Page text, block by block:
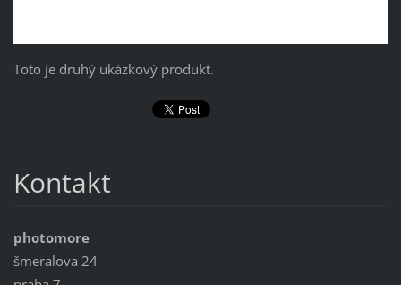
Toto je druhý ukázkový produkt.
Kontakt
photomore
šmeralova 24